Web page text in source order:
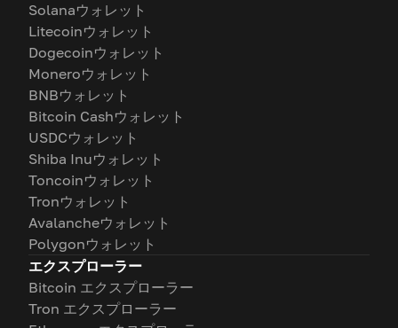
Solanaウォレット
Litecoinウォレット
Dogecoinウォレット
Moneroウォレット
BNBウォレット
Bitcoin Cashウォレット
USDCウォレット
Shiba Inuウォレット
Toncoinウォレット
Tronウォレット
Avalancheウォレット
Polygonウォレット
エクスプローラー
Bitcoin エクスプローラー
Tron エクスプローラー